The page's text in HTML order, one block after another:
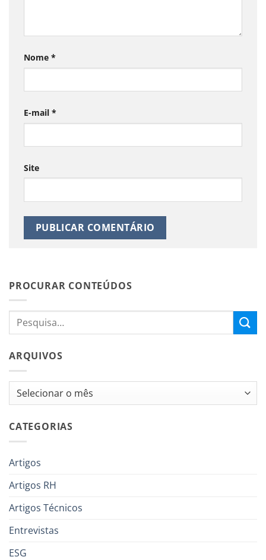
Nome *
E-mail *
Site
PROCURAR CONTEÚDOS
ARQUIVOS
Arquivos
CATEGORIAS
Artigos
Artigos RH
Artigos Técnicos
Entrevistas
ESG